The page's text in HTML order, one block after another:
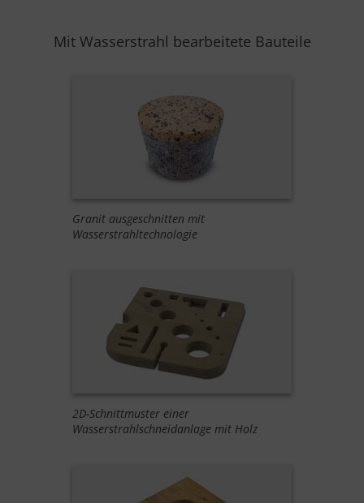
Mit Wasserstrahl bearbeitete Bauteile
Granit ausgeschnitten mit
Wasserstrahltechnologie
2D-Schnittmuster einer
Wasserstrahlschneidanlage mit Holz